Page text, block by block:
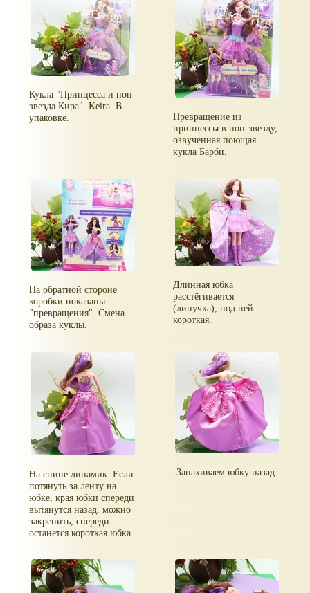
Кукла "Принцесса и поп-
звезда Кира". Keira. В
упаковке.
Превращение из
принцессы в поп-звезду,
озвученная поющая
кукла Барби.
На обратной стороне
коробки показаны
"превращения". Смена
образа куклы.
Длинная юбка
расстёгивается
(липучка), под ней -
короткая.
На спине динамик. Если
потянуть за ленту на
юбке, края юбки спереди
вытянутся назад, можно
закрепить, спереди
останется короткая юбка.
Запахиваем юбку назад.